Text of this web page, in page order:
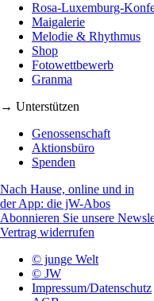
Rosa-Luxemburg-
Maigalerie
Melodie & Rhythmus
Shop
Fotowettbewerb
Granma
→ Unterstützen
Genossenschaft
Aktionsbüro
Spenden
Nach Hause, online und in
der App: die jW-Abos
Abonnieren Sie unsere
Vertrag widerrufen
© junge Welt
© JW
Impressum/Datenschutz